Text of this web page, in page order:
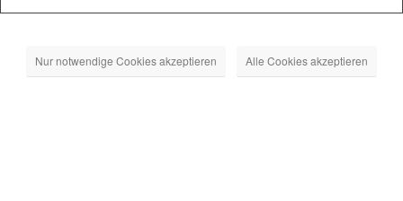
Nur notwendige Cookies akzeptieren Alle Cookies akzeptieren